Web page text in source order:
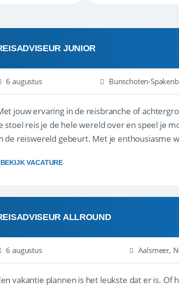
JUNIOR
6 augustus Bunschoten-
jouw ervaring in de reisbranche of
stoel reis je de hele wereld over en speel je
de reiswereld gebeurt. Met je enthousiasme
BEKIJK VACATURE
ALLROUND
6 augustus Aalsmeer,
vakantie plannen is het leukste dat er is.